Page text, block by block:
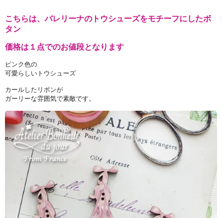
こちらは、バレリーナのトウシューズをモチーフにしたボ
タン
価格は１点でのお値段となります
ピンク色の
可愛らしいトウシューズ
カールしたリボンが
ガーリーな雰囲気で素敵です。